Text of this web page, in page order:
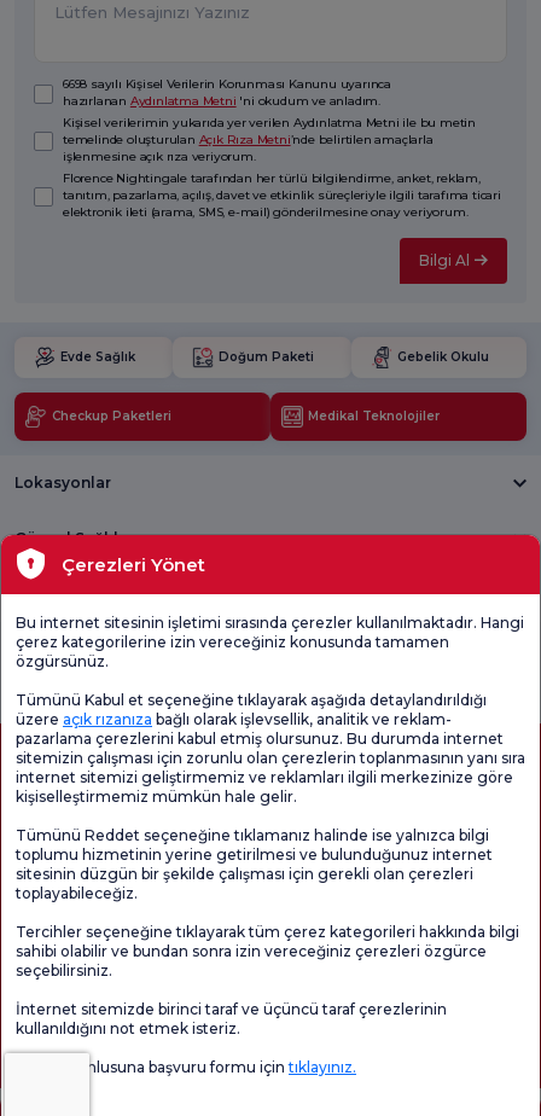
6698 sayılı Kişisel Verilerin Korunması Kanunu uyarınca
hazırlanan Aydınlatma Metni 'ni okudum ve anladım.
Kişisel verilerimin yukarıda yer verilen Aydınlatma Metni ile bu metin
temelinde oluşturulan Açık Rıza Metni’nde belirtilen amaçlarla
işlenmesine açık rıza veriyorum.
Florence Nightingale tarafından her türlü bilgilendirme, anket, reklam,
tanıtım, pazarlama, açılış, davet ve etkinlik süreçleriyle ilgili tarafıma ticari
elektronik ileti (arama, SMS, e-mail) gönderilmesine onay veriyorum.
Bilgi Al
Evde Sağlık Doğum Paketi Gebelik Okulu
Checkup Paketleri Medikal Teknolojiler
Lokasyonlar
Güncel Sağlık
Tıbbi Birimler
Genel
Memnuniyet
Sayfa içeriği sadece bilgilendirme amaçlıdır. Tanı ve tedavi için mutlaka
doktorunuza başvurunuz.
@2026 Grup Florence Nightingale Hastaneleri
Editör: Uğurcan Durmuş - 0 549 455 55 46. - Güncelleme Tarihi: 07.08.2026
Çerezleri Yönet
Bu internet sitesinin işletimi sırasında çerezler kullanılmaktadır. Hangi
çerez kategorilerine izin vereceğiniz konusunda tamamen
özgürsünüz.
Tümünü Kabul et seçeneğine tıklayarak aşağıda detaylandırıldığı
üzere açık rızanıza bağlı olarak işlevsellik, analitik ve reklam-
pazarlama çerezlerini kabul etmiş olursunuz. Bu durumda internet
sitemizin çalışması için zorunlu olan çerezlerin toplanmasının yanı sıra
internet sitemizi geliştirmemiz ve reklamları ilgili merkezinize göre
kişiselleştirmemiz mümkün hale gelir.
Tümünü Reddet seçeneğine tıklamanız halinde ise yalnızca bilgi
toplumu hizmetinin yerine getirilmesi ve bulunduğunuz internet
sitesinin düzgün bir şekilde çalışması için gerekli olan çerezleri
toplayabileceğiz.
Tercihler seçeneğine tıklayarak tüm çerez kategorileri hakkında bilgi
sahibi olabilir ve bundan sonra izin vereceğiniz çerezleri özgürce
seçebilirsiniz.
İnternet sitemizde birinci taraf ve üçüncü taraf çerezlerinin
kullanıldığını not etmek isteriz.
Veri sorumlusuna başvuru formu içintıklayınız.